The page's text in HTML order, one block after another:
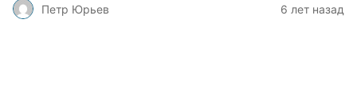
Петр Юрьев 6 лет назад